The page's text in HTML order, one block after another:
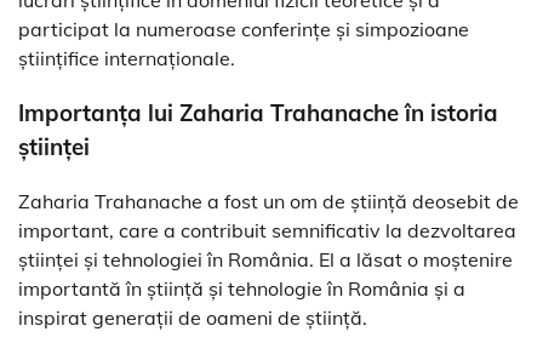
participat la numeroase conferințe și simpozioane
științifice internaționale.
Importanța lui Zaharia Trahanache în istoria
științei
Zaharia Trahanache a fost un om de știință deosebit de
important, care a contribuit semnificativ la dezvoltarea
științei și tehnologiei în România. El a lăsat o moștenire
importantă în știință și tehnologie în România și a
inspirat generații de oameni de știință.